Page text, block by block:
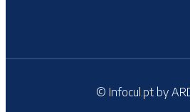
© Infocul.pt by